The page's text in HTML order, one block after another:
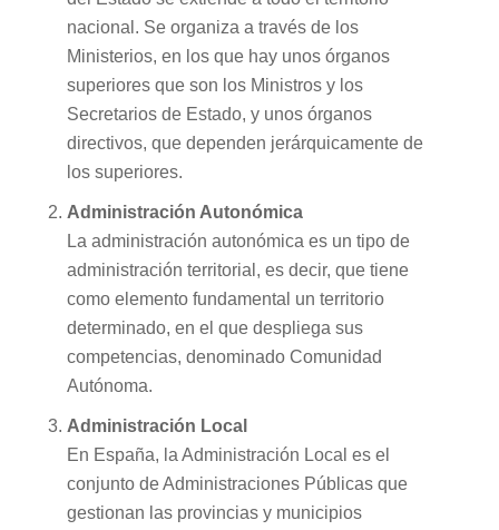
nacional. Se organiza a través de los
Ministerios, en los que hay unos órganos
superiores que son los Ministros y los
Secretarios de Estado, y unos órganos
directivos, que dependen jerárquicamente de
los superiores.
Administración Autonómica
La administración autonómica es un tipo de
administración territorial, es decir, que tiene
como elemento fundamental un territorio
determinado, en el que despliega sus
competencias, denominado Comunidad
Autónoma.
Administración Local
En España, la Administración Local es el
conjunto de Administraciones Públicas que
gestionan las provincias y municipios